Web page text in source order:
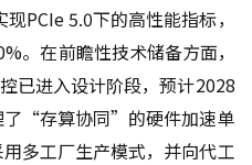
PCIe 5.0下的高性能指标，
。在前瞻性技术储备方面，
已进入设计阶段，预计2028
了“存算协同”的硬件加速单
多工厂生产模式，并向代工